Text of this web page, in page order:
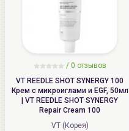
/ 0 отзывов
VT REEDLE SHOT SYNERGY 100
Крем с микроиглами и EGF, 50мл
| VT REEDLE SHOT SYNERGY
Repair Cream 100
VT (Корея)